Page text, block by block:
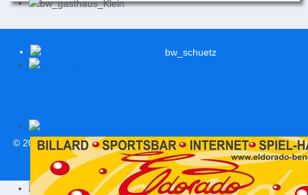
© 2026svweitersburg.de| Alle Rechte vorbehalten |Impressum|
Datenschutzerklärung